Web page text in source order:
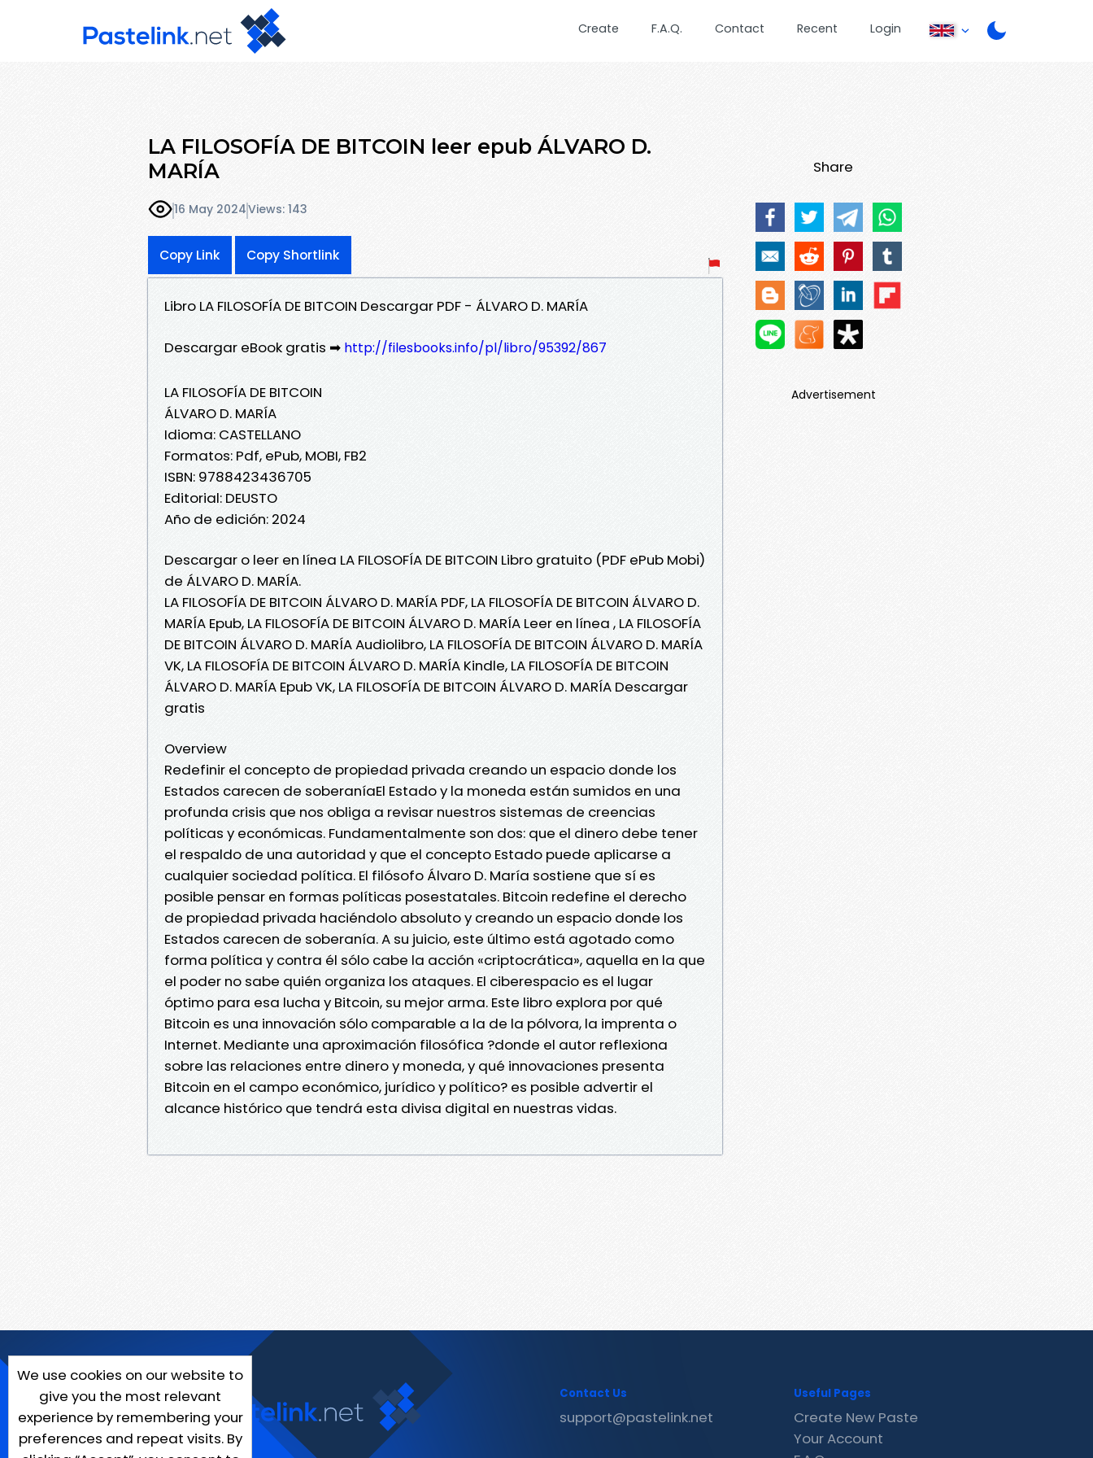
Create F.A.Q. Contact Recent Login
LA FILOSOFÍA DE BITCOIN leer epub ÁLVARO D.
MARÍA
16 May 2024Views: 143
Copy Link Copy Shortlink
Libro LA FILOSOFÍA DE BITCOIN Descargar PDF - ÁLVARO D. MARÍA
Descargar eBook gratis ➡ http://filesbooks.info/pl/libro/95392/867
LA FILOSOFÍA DE BITCOIN
ÁLVARO D. MARÍA
Idioma: CASTELLANO
Formatos: Pdf, ePub, MOBI, FB2
ISBN: 9788423436705
Editorial: DEUSTO
Año de edición: 2024
Descargar o leer en línea LA FILOSOFÍA DE BITCOIN Libro gratuito (PDF ePub Mobi)
de ÁLVARO D. MARÍA.
LA FILOSOFÍA DE BITCOIN ÁLVARO D. MARÍA PDF, LA FILOSOFÍA DE BITCOIN ÁLVARO D.
MARÍA Epub, LA FILOSOFÍA DE BITCOIN ÁLVARO D. MARÍA Leer en línea , LA FILOSOFÍA
DE BITCOIN ÁLVARO D. MARÍA Audiolibro, LA FILOSOFÍA DE BITCOIN ÁLVARO D. MARÍA
VK, LA FILOSOFÍA DE BITCOIN ÁLVARO D. MARÍA Kindle, LA FILOSOFÍA DE BITCOIN
ÁLVARO D. MARÍA Epub VK, LA FILOSOFÍA DE BITCOIN ÁLVARO D. MARÍA Descargar
gratis
Overview
Redefinir el concepto de propiedad privada creando un espacio donde los
Estados carecen de soberaníaEl Estado y la moneda están sumidos en una
profunda crisis que nos obliga a revisar nuestros sistemas de creencias
políticas y económicas. Fundamentalmente son dos: que el dinero debe tener
el respaldo de una autoridad y que el concepto Estado puede aplicarse a
cualquier sociedad política. El filósofo Álvaro D. María sostiene que sí es
posible pensar en formas políticas posestatales. Bitcoin redefine el derecho
de propiedad privada haciéndolo absoluto y creando un espacio donde los
Estados carecen de soberanía. A su juicio, este último está agotado como
forma política y contra él sólo cabe la acción «criptocrática», aquella en la que
el poder no sabe quién organiza los ataques. El ciberespacio es el lugar
óptimo para esa lucha y Bitcoin, su mejor arma. Este libro explora por qué
Bitcoin es una innovación sólo comparable a la de la pólvora, la imprenta o
Internet. Mediante una aproximación filosófica ?donde el autor reflexiona
sobre las relaciones entre dinero y moneda, y qué innovaciones presenta
Bitcoin en el campo económico, jurídico y político? es posible advertir el
alcance histórico que tendrá esta divisa digital en nuestras vidas.
Share
Advertisement
We use cookies on our website to
give you the most relevant
experience by remembering your
preferences and repeat visits. By
Contact Us
support@pastelink.net
Useful Pages
Create New Paste
Your Account